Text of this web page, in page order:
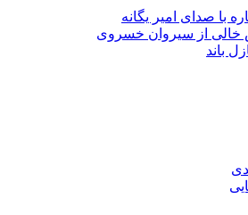
با صدای امیر یگانه
از سیروان خسروی
باند